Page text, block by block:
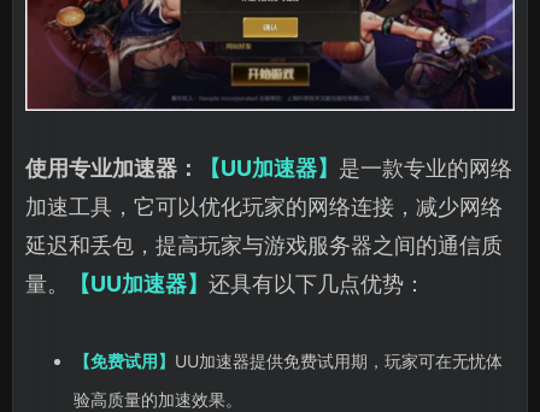
使用专业加速器： 【UU加速器】 是一款专业的网络
加速工具，它可以优化玩家的网络连接，减少网络
延迟和丢包，提高玩家与游戏服务器之间的通信质
量。
【UU加速器】 还具有以下几点优势：
【免费试用】 UU加速器提供免费试用期，玩家可在无忧体
验高质量的加速效果。